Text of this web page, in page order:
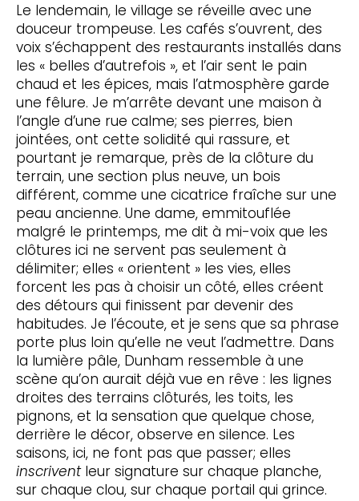
Le lendemain, le village se réveille avec une
douceur trompeuse. Les cafés s’ouvrent, des
voix s’échappent des restaurants installés dans
les « belles d’autrefois », et l’air sent le pain
chaud et les épices, mais l’atmosphère garde
une fêlure. Je m’arrête devant une maison à
l’angle d’une rue calme; ses pierres, bien
jointées, ont cette solidité qui rassure, et
pourtant je remarque, près de la clôture du
terrain, une section plus neuve, un bois
différent, comme une cicatrice fraîche sur une
peau ancienne. Une dame, emmitouflée
malgré le printemps, me dit à mi-voix que les
clôtures ici ne servent pas seulement à
délimiter; elles « orientent » les vies, elles
forcent les pas à choisir un côté, elles créent
des détours qui finissent par devenir des
habitudes. Je l’écoute, et je sens que sa phrase
porte plus loin qu’elle ne veut l’admettre. Dans
la lumière pâle, Dunham ressemble à une
scène qu’on aurait déjà vue en rêve : les lignes
droites des terrains clôturés, les toits, les
pignons, et la sensation que quelque chose,
derrière le décor, observe en silence. Les
saisons, ici, ne font pas que passer; elles
inscriventleur signature sur chaque planche,
sur chaque clou, sur chaque portail qui grince.